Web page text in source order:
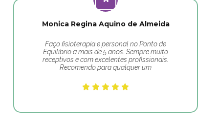
Monica Regina Aquino de Almeida
Faço fisioterapia e personal no Ponto de
Equilibrio a mais de 5 anos. Sempre muito
receptivos e com excelentes profissionais.
Recomendo para qualquer um